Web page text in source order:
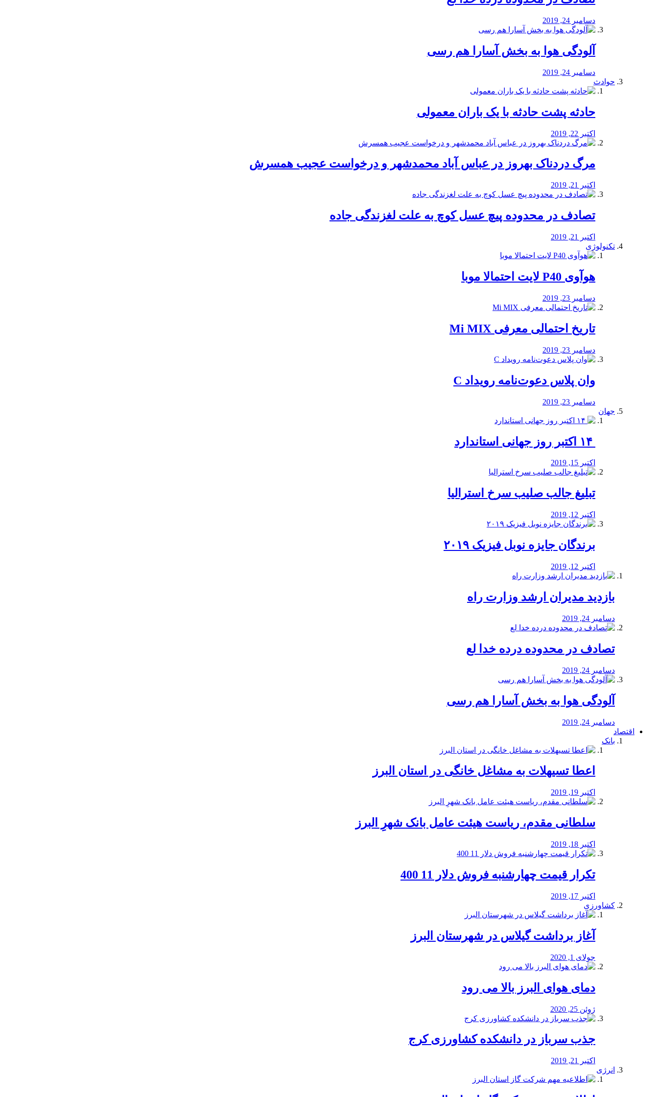
دسامبر 24, 2019
آلودگی هوا به بخش آسارا هم رسی
دسامبر 24, 2019
حوادث
️حادثه پشت حادثه با یک باران معمولی
اکتبر 22, 2019
مرگ دردناک بهروز در عباس آباد محمدشهر و درخواست عجیب همسرش
اکتبر 21, 2019
تصادف در محدوده پیچ عسل کوچ به علت لغزندگی جاده
اکتبر 21, 2019
تکنولوژی
هوآوی P40 لایت احتمالا موبا
دسامبر 23, 2019
تاریخ احتمالی معرفی Mi MIX
دسامبر 23, 2019
وان پلاس دعوت‌نامه رویداد C
دسامبر 23, 2019
جهان
اکتبر 15, 2019
تبلیغ جالب صلیب سرخ استرالیا
اکتبر 12, 2019
برندگان جایزه نوبل فیزیک ۲۰۱۹
اکتبر 12, 2019
بازدید مدیران ارشد وزارت راه
دسامبر 24, 2019
تصادف در محدوده درده خدا لع
دسامبر 24, 2019
آلودگی هوا به بخش آسارا هم رسی
دسامبر 24, 2019
اقتصاد
بانک
️اعطا تسیهلات به مشاغل خانگی در استان البرز
اکتبر 19, 2019
سلطانی مقدم، ریاست هیئت عامل بانک شهرِ البرز
اکتبر 18, 2019
تکرار قیمت چهارشنبه فروش دلار 11 400
اکتبر 17, 2019
کشاورزی
آغاز برداشت گیلاس در شهرستان البرز
جولای 1, 2020
دمای هوای البرز بالا می رود
ژوئن 25, 2020
جذب سرباز در دانشکده کشاورزی کرج
اکتبر 21, 2019
انرژی